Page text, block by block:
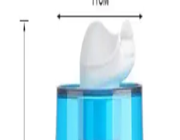
Robot Süpürgelerin Yüksek
ve Ekonomik Alternatifler
Robot süpürgelerin yüksek fiyatları,
donanım maliyetlerinden
yenilenmiş ürünler ekonomik
Her Zaman Açık Cihazların
Gelecekteki Yasal ve